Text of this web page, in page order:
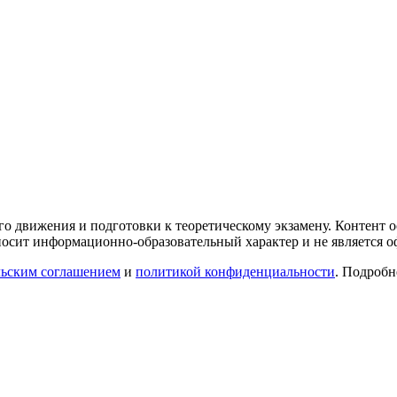
движения и подготовки к теоретическому экзамену.
информационно-образовательный характер и не является
соглашением и политикой конфиденциальности.